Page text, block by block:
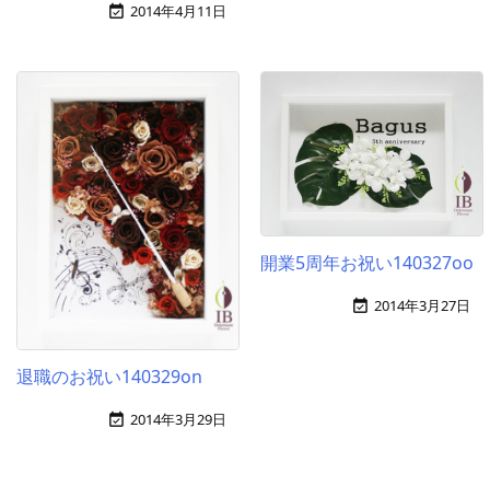
 2014年4月11日
退職のお祝い140329on
 2014年3月29日
開業5周年お祝い140327oo
 2014年3月27日